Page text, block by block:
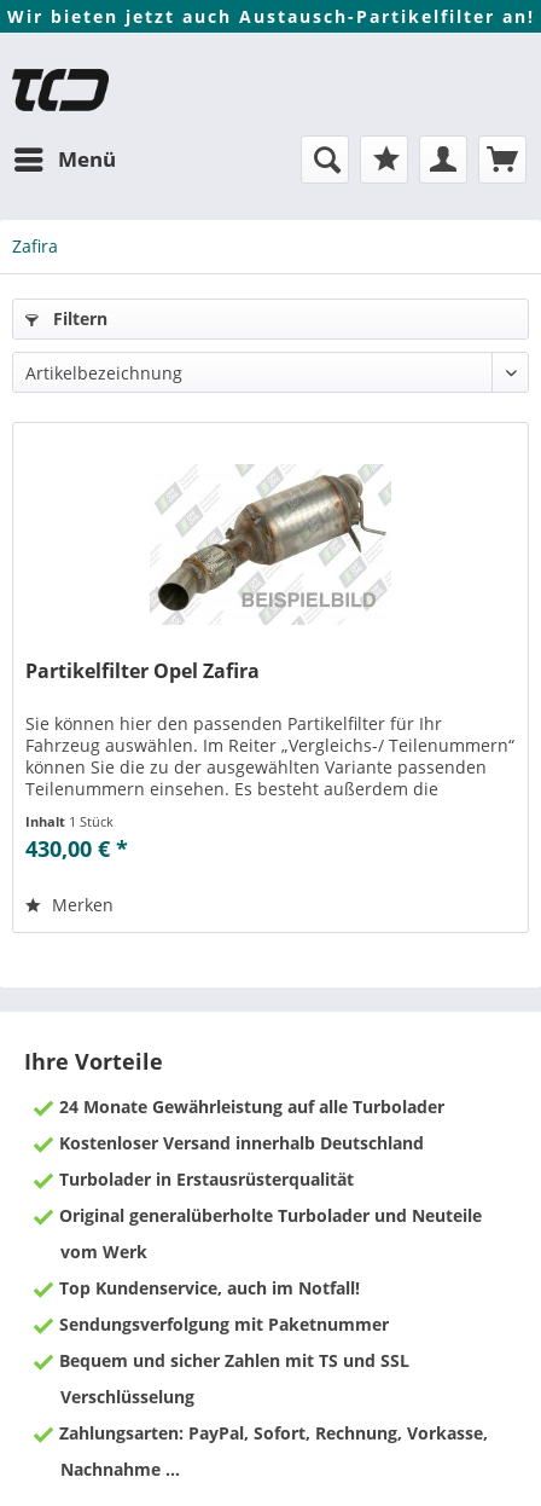
Wir bieten jetzt auch Austausch-Partikelfilter an!
Menü
Zafira
Filtern
Partikelfilter Opel Zafira
Sie können hier den passenden Partikelfilter für Ihr
Fahrzeug auswählen. Im Reiter „Vergleichs-/ Teilenummern“
können Sie die zu der ausgewählten Variante passenden
Teilenummern einsehen. Es besteht außerdem die
Inhalt 1 Stück
430,00 € *
Merken
Ihre Vorteile
24 Monate Gewährleistung auf alle Turbolader
Kostenloser Versand innerhalb Deutschland
Turbolader in Erstausrüsterqualität
Original generalüberholte Turbolader und Neuteile
vom Werk
Top Kundenservice, auch im Notfall!
Sendungsverfolgung mit Paketnummer
Bequem und sicher Zahlen mit TS und SSL
Verschlüsselung
Zahlungsarten: PayPal, Sofort, Rechnung, Vorkasse,
Nachnahme ...